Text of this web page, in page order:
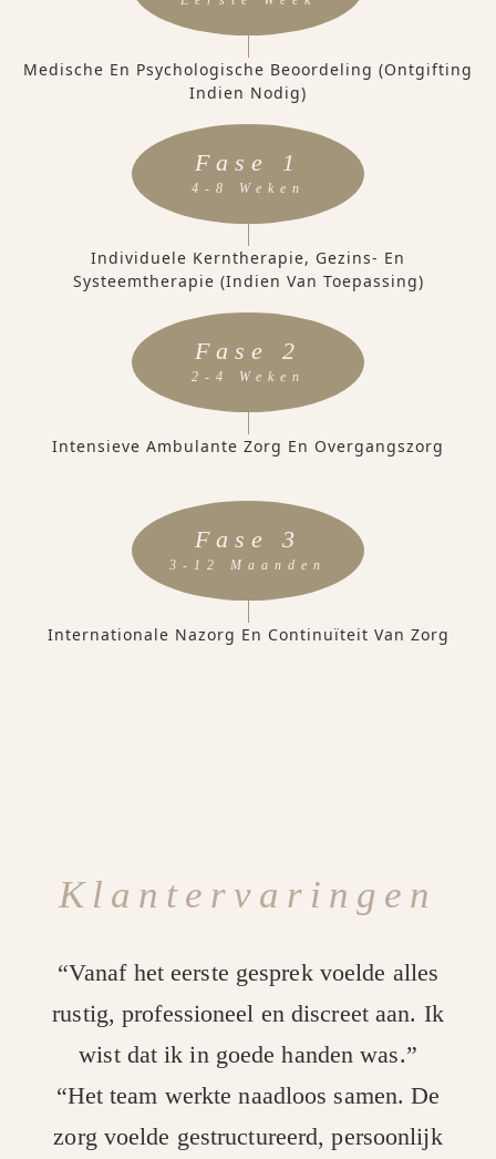
Medische En Psychologische Beoordeling (ontgifting
Indien Nodig)
Fase 1
4-8 Weken
Individuele Kerntherapie, Gezins- En
Systeemtherapie (indien Van Toepassing)
Fase 2
2-4 Weken
Intensieve Ambulante Zorg En Overgangszorg
Fase 3
3-12 Maanden
Internationale Nazorg En Continuïteit Van Zorg
Klantervaringen
“Vanaf het eerste gesprek voelde alles
rustig, professioneel en discreet aan. Ik
wist dat ik in goede handen was.”
“Het team werkte naadloos samen. De
zorg voelde gestructureerd, persoonlijk